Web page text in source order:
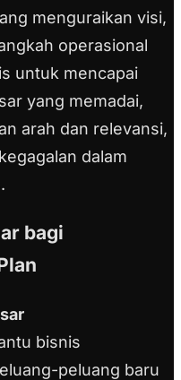
menguraikan visi,
operasional
untuk mencapai
yang memadai,
arah dan relevansi,
dalam
bagi
bisnis
peluang baru